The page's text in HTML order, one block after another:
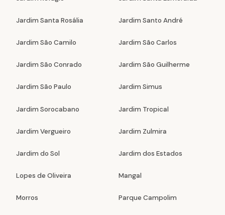
Jardim Santa Rosália Jardim Santo André
Jardim São Camilo Jardim São Carlos
Jardim São Conrado Jardim São Guilherme
Jardim São Paulo Jardim Simus
Jardim Sorocabano Jardim Tropical
Jardim Vergueiro Jardim Zulmira
Jardim do Sol Jardim dos Estados
Lopes de Oliveira Mangal
Morros Parque Campolim